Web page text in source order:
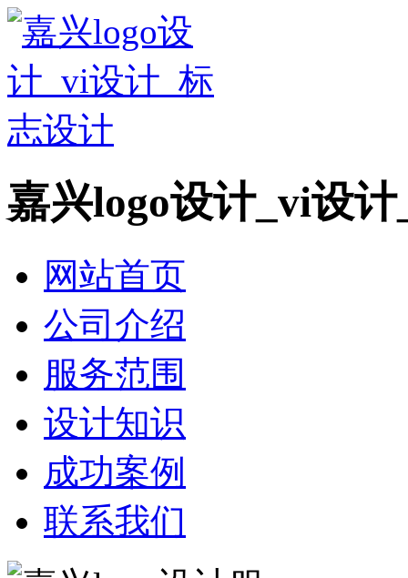
嘉兴logo设计_vi设
网站首页
公司介绍
服务范围
设计知识
成功案例
联系我们